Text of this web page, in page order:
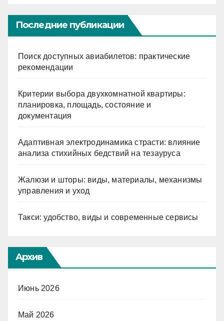
Последние публикации
Поиск доступных авиабилетов: практические
рекомендации
Критерии выбора двухкомнатной квартиры:
планировка, площадь, состояние и
документация
Адаптивная электродинамика страсти: влияние
анализа стихийных бедствий на тезауруса
Жалюзи и шторы: виды, материалы, механизмы
управления и уход
Такси: удобство, виды и современные сервисы
Архив
Июнь 2026
Май 2026